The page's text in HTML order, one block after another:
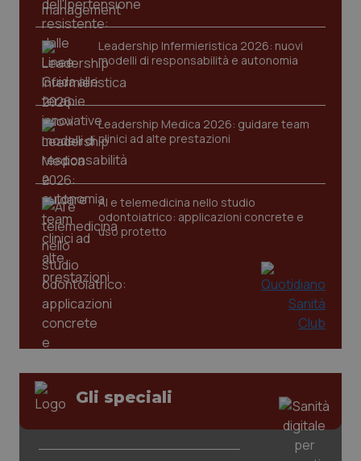
Leadership Infermieristica 2026: nuovi
modelli di responsabilità e autonomia
Leadership Medica 2026: guidare team
clinici ad alte prestazioni
AI e telemedicina nello studio
odontoiatrico: applicazioni concrete e
uso protetto
Gli speciali
VISITOR_PRIVACY_METADATA
CookieScriptConsent
CookieScript
www.quotidianosanita.it